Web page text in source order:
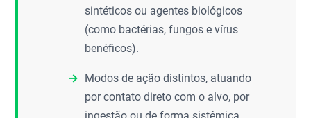
sintéticos ou agentes biológicos
(como bactérias, fungos e vírus
benéficos).
Modos de ação distintos, atuando
por contato direto com o alvo, por
ingestão ou de forma sistêmica